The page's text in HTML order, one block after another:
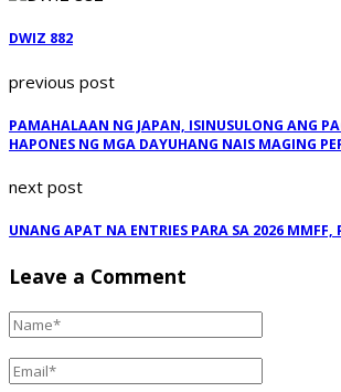
DWIZ 882
previous post
PAMAHALAAN NG JAPAN, ISINUSULONG ANG
HAPONES NG MGA DAYUHANG NAIS MAGING
next post
UNANG APAT NA ENTRIES PARA SA 2026
Leave a Comment